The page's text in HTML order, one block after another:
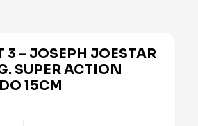
3 – JOSEPH JOESTAR
SUPER ACTION
15CM